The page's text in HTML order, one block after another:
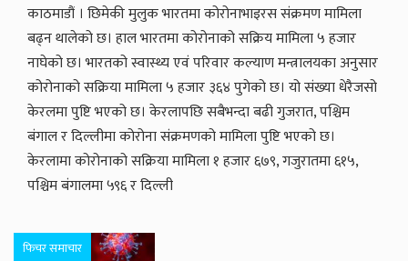
काठमाडौं । छिमेकी मुलुक भारतमा कोरोनाभाइरस संक्रमण मामिला
बढ्न थालेको छ। हाल भारतमा कोरोनाको सक्रिय मामिला ५ हजार
नाघेको छ। भारतको स्वास्थ्य एवं परिवार कल्याण मन्त्रालयका अनुसार
कोरोनाको सक्रिया मामिला ५ हजार ३६४ पुगेको छ। यो संख्या धेरैजसो
केरलमा पुष्टि भएको छ। केरलापछि सबैभन्दा बढी गुजरात, पश्चिम
बंगाल र दिल्लीमा कोरोना संक्रमणको मामिला पुष्टि भएको छ।
केरलामा कोरोनाको सक्रिया मामिला १ हजार ६७९, गजुरातमा ६१५,
पश्चिम बंगालमा ५९६ र दिल्ली
फिचर समाचार